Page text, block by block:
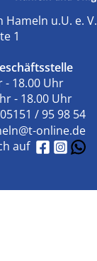
u.U. e. V.
1
- 18.00 Uhr
- 18.00 Uhr
05151 / 95 98 54
online.de
auf